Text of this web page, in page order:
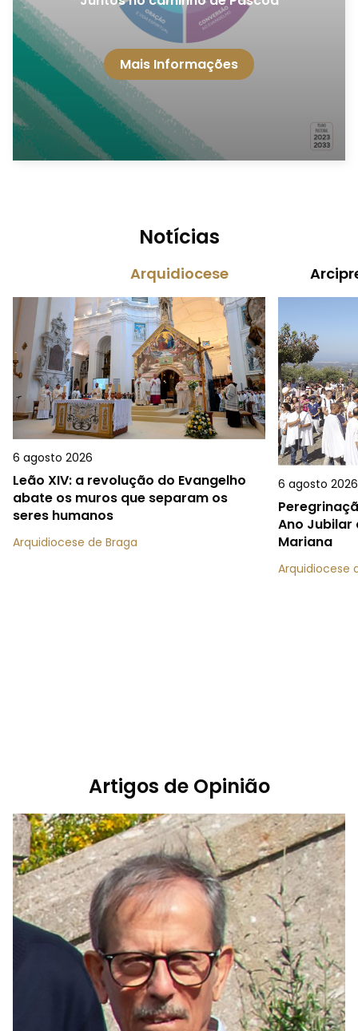
Mais Informações
Notícias
Arquidiocese
6 agosto 2026
Leão XIV: a revolução do Evangelho
abate os muros que separam os
seres humanos
Arquidiocese de Braga
6 agosto 2026
Ano Jubilar
Mariana
Arquidiocese
Artigos de Opinião